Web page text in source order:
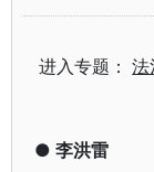
进入专题：法
● 李洪雷